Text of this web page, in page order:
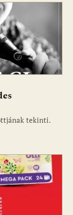
tekinti.